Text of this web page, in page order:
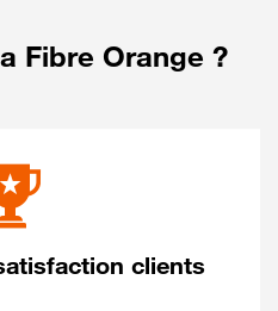
Fibre Orange ?
clients